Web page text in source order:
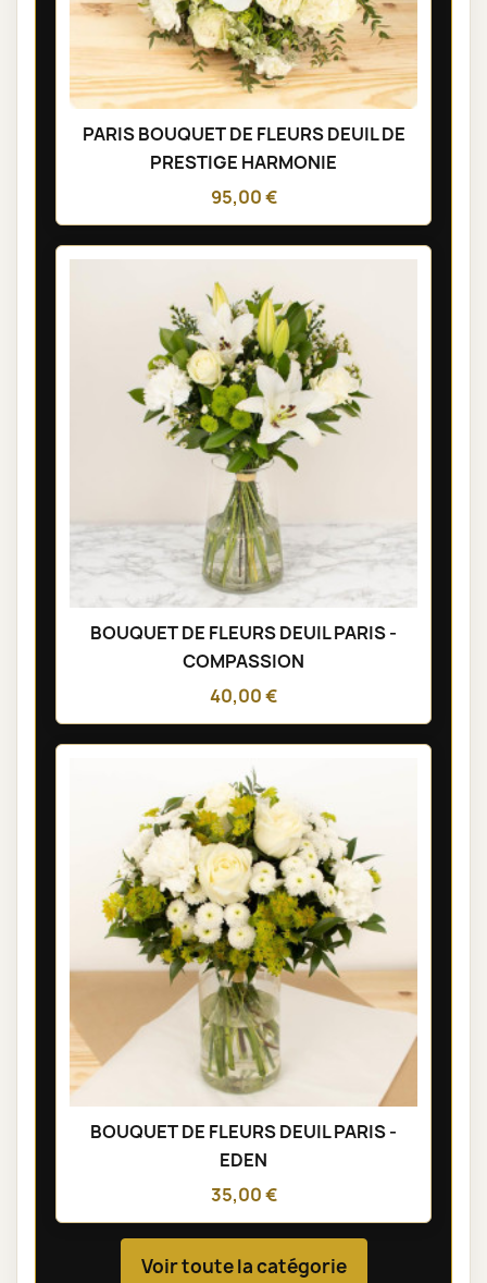
PARIS BOUQUET DE FLEURS DEUIL DE
PRESTIGE HARMONIE
95,00 €
BOUQUET DE FLEURS DEUIL PARIS -
COMPASSION
40,00 €
BOUQUET DE FLEURS DEUIL PARIS -
EDEN
35,00 €
Voir toute la catégorie